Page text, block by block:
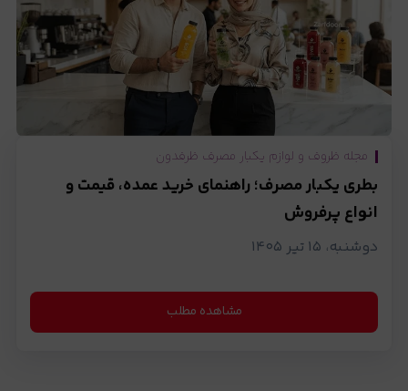
مجله ظروف و لوازم یکبار مصرف ظرفدون
بطری یکبار مصرف؛ راهنمای خرید عمده، قیمت و
انواع پرفروش
دوشنبه، ۱۵ تیر ۱۴۰۵
مشاهده مطلب